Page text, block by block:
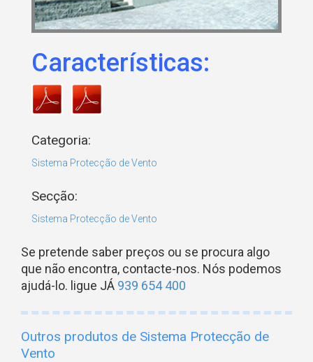
Características:
Categoria:
Sistema Protecção de Vento
Secção:
Sistema Protecção de Vento
Se pretende saber preços ou se procura algo
que não encontra, contacte-nos. Nós podemos
ajudá-lo. ligue JÁ 939 654 400
Outros produtos de Sistema Protecção de
Vento